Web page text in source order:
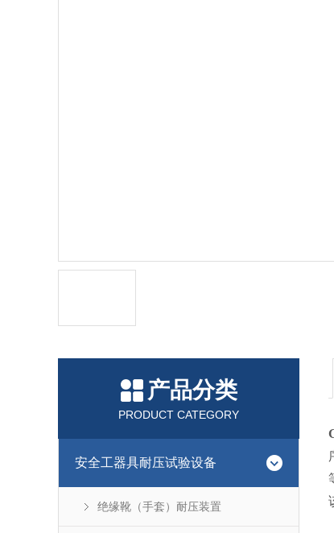
产品分类
PRODUCT CATEGORY
安全工器具耐压试验设备
绝缘靴（手套）耐压装置